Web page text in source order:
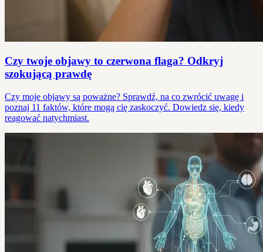
Czy twoje objawy to czerwona flaga? Odkryj
szokującą prawdę
Czy moje objawy są poważne? Sprawdź, na co zwrócić uwagę i
poznaj 11 faktów, które mogą cię zaskoczyć. Dowiedz się, kiedy
reagować natychmiast.